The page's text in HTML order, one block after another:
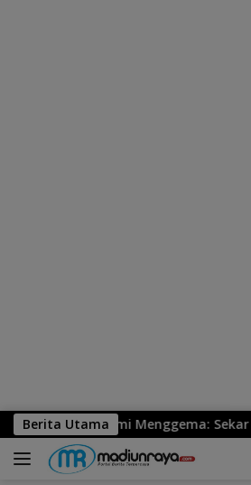
Berita Utama
Ponorogo Resmi Menggema: Sekar